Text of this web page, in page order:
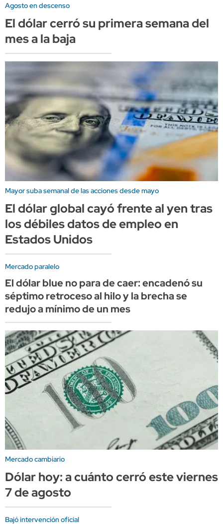
Agosto en descenso
El dólar cerró su primera semana del
mes a la baja
Mayor suba semanal de las acciones desde mayo
El dólar global cayó frente al yen tras
los débiles datos de empleo en
Estados Unidos
Mercado paralelo
El dólar blue no para de caer: encadenó su
séptimo retroceso al hilo y la brecha se
redujo a mínimo de un mes
Mercado cambiario
Dólar hoy: a cuánto cerró este viernes
7 de agosto
Bajó intervención oficial